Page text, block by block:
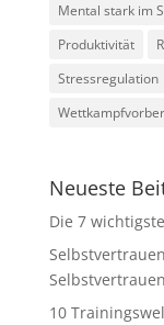
Mental stark im
Produktivität
Stressregulation
Neueste
Die 7
10